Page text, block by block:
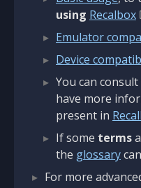
using Recalbox
Emulator
Device
You can
have more
present in
If some terms
the glossary
For more